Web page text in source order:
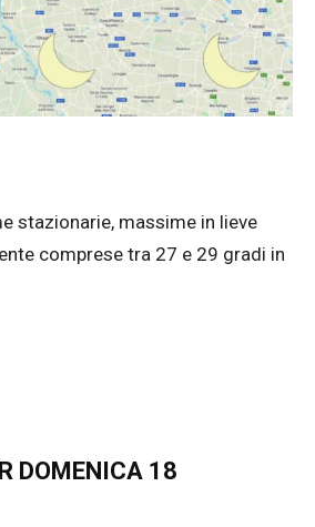
stazionarie, massime in lieve
comprese tra 27 e 29 gradi in
DOMENICA 18